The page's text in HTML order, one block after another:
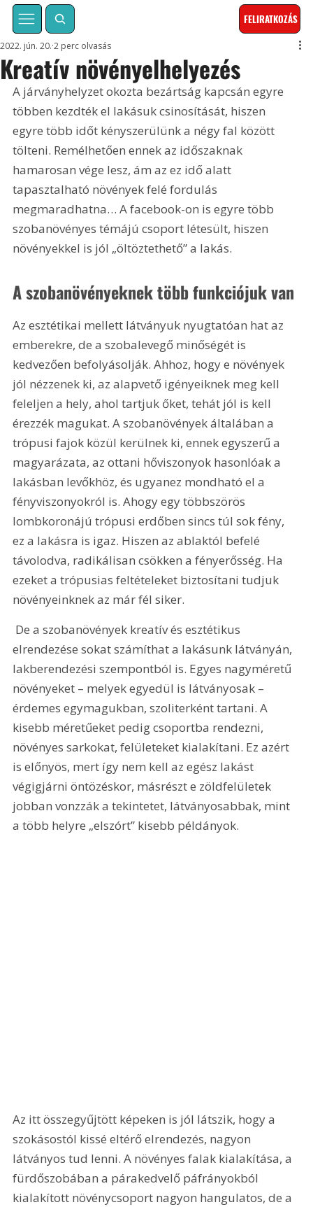
FELIRATKOZÁS
Kreatív növényelhelyezés
2022. jún. 20. 2 perc olvasás
A járványhelyzet okozta bezártság kapcsán egyre
többen kezdték el lakásuk csinosítását, hiszen
egyre több időt kényszerülünk a négy fal között
tölteni. Remélhetően ennek az időszaknak
hamarosan vége lesz, ám az ez idő alatt
tapasztalható növények felé fordulás
megmaradhatna… A facebook-on is egyre több
szobanövényes témájú csoport létesült, hiszen
növényekkel is jól „öltöztethető” a lakás.
A szobanövényeknek több funkciójuk van
Az esztétikai mellett látványuk nyugtatóan hat az
emberekre, de a szobalevegő minőségét is
kedvezően befolyásolják. Ahhoz, hogy e növények
jól nézzenek ki, az alapvető igényeiknek meg kell
feleljen a hely, ahol tartjuk őket, tehát jól is kell
érezzék magukat. A szobanövények általában a
trópusi fajok közül kerülnek ki, ennek egyszerű a
magyarázata, az ottani hőviszonyok hasonlóak a
lakásban levőkhöz, és ugyanez mondható el a
fényviszonyokról is. Ahogy egy többszörös
lombkoronájú trópusi erdőben sincs túl sok fény,
ez a lakásra is igaz. Hiszen az ablaktól befelé
távolodva, radikálisan csökken a fényerősség. Ha
ezeket a trópusias feltételeket biztosítani tudjuk
növényeinknek az már fél siker.
elrendezése sokat számíthat a lakásunk látványán,
lakberendezési szempontból is. Egyes nagyméretű
növényeket – melyek egyedül is látványosak –
érdemes egymagukban, szoliterként tartani. A
kisebb méretűeket pedig csoportba rendezni,
növényes sarkokat, felületeket kialakítani. Ez azért
is előnyös, mert így nem kell az egész lakást
végigjárni öntözéskor, másrészt e zöldfelületek
jobban vonzzák a tekintetet, látványosabbak, mint
a több helyre „elszórt” kisebb példányok.
Az itt összegyűjtött képeken is jól látszik, hogy a
szokásostól kissé eltérő elrendezés, nagyon
látványos tud lenni. A növényes falak kialakítása, a
fürdőszobában a párakedvelő páfrányokból
kialakított növénycsoport nagyon hangulatos, de a